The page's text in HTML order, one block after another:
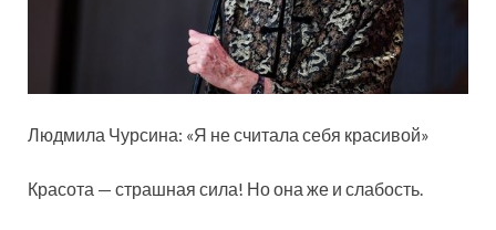
Людмила Чурсина: «Я не считала себя красивой»
Красота — страшная сила! Но она же и слабость.